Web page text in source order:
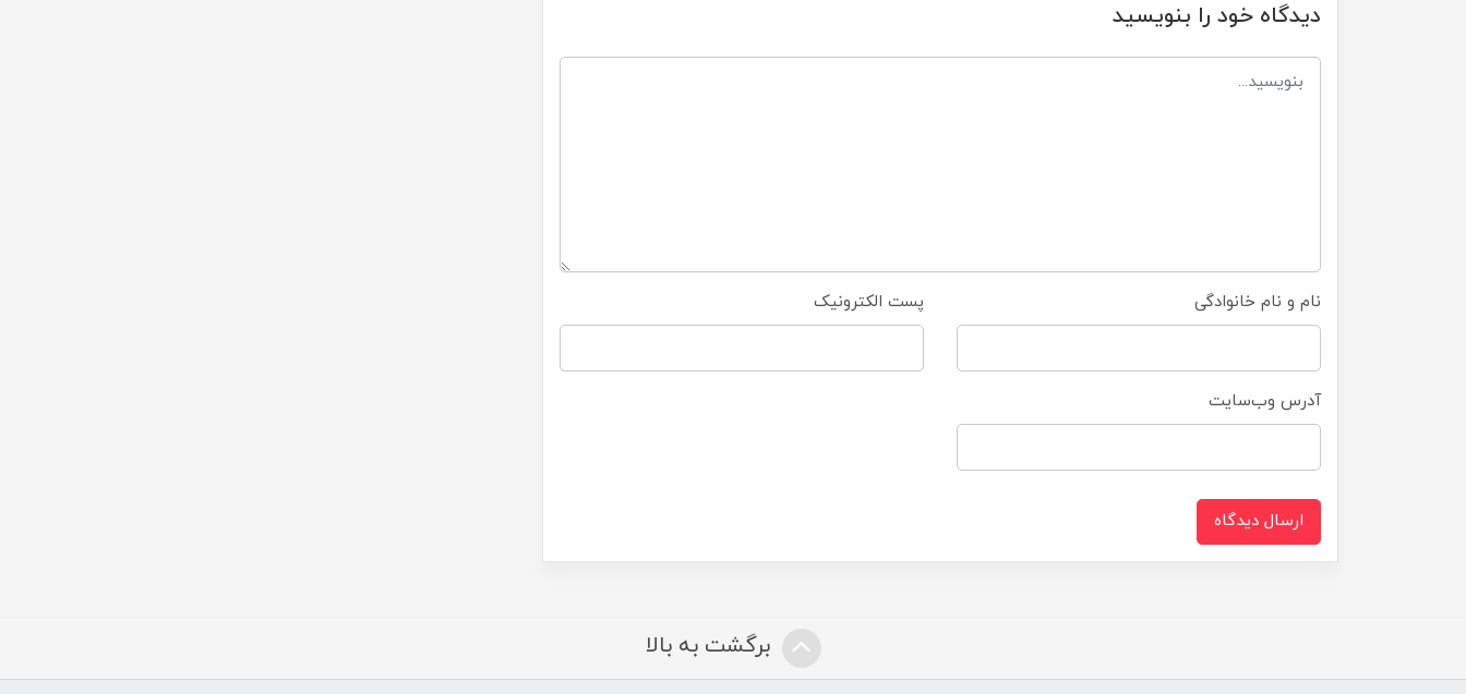
دیدگاه خود را بنویسید
نام و نام خانوادگی پست الکترونیک
آدرس وب‌سایت
ارسال دیدگاه
برگشت به بالا